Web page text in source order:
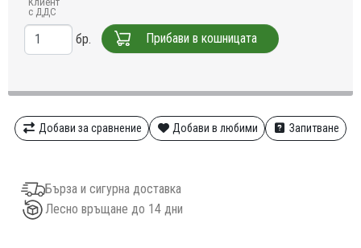
с ДДС
бр. Прибави в кошницата
Добави за сравнение Добави в любими Запитване
Бърза и сигурна доставка
Лесно връщане до 14 дни